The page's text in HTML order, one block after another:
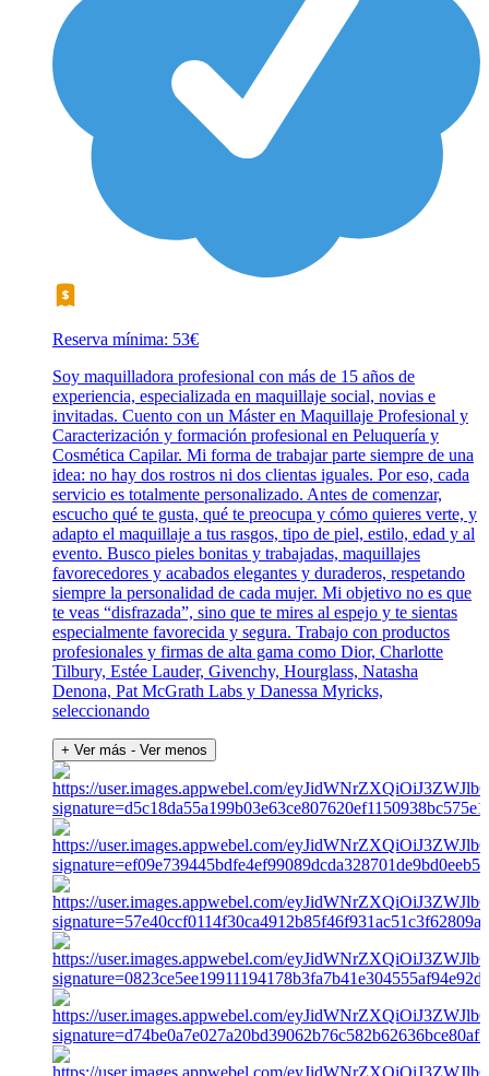
Reserva mínima: 53€
Soy maquilladora profesional con más de 15 años de
experiencia, especializada en maquillaje social, novias e
invitadas. Cuento con un Máster en Maquillaje Profesional y
Caracterización y formación profesional en Peluquería y
Cosmética Capilar. Mi forma de trabajar parte siempre de una
idea: no hay dos rostros ni dos clientas iguales. Por eso, cada
servicio es totalmente personalizado. Antes de comenzar,
escucho qué te gusta, qué te preocupa y cómo quieres verte, y
adapto el maquillaje a tus rasgos, tipo de piel, estilo, edad y al
evento. Busco pieles bonitas y trabajadas, maquillajes
favorecedores y acabados elegantes y duraderos, respetando
siempre la personalidad de cada mujer. Mi objetivo no es que
te veas “disfrazada”, sino que te mires al espejo y te sientas
especialmente favorecida y segura. Trabajo con productos
profesionales y firmas de alta gama como Dior, Charlotte
Tilbury, Estée Lauder, Givenchy, Hourglass, Natasha
Denona, Pat McGrath Labs y Danessa Myricks,
seleccionando
+ Ver más - Ver menos